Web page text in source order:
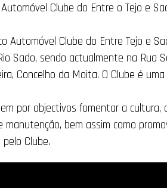
Clube do Entre o Tejo e
Automóvel Clube do Entre Tejo e
Sado, sendo actualmente na Rua
Concelho da Moita. O Clube é
por objectivos fomentar a
manutenção, bem assim como
Clube.